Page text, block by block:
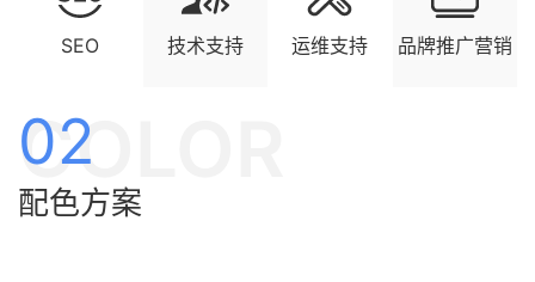
SEO 技术支持 运维支持 品牌推广营销
02
COLOR
配色方案